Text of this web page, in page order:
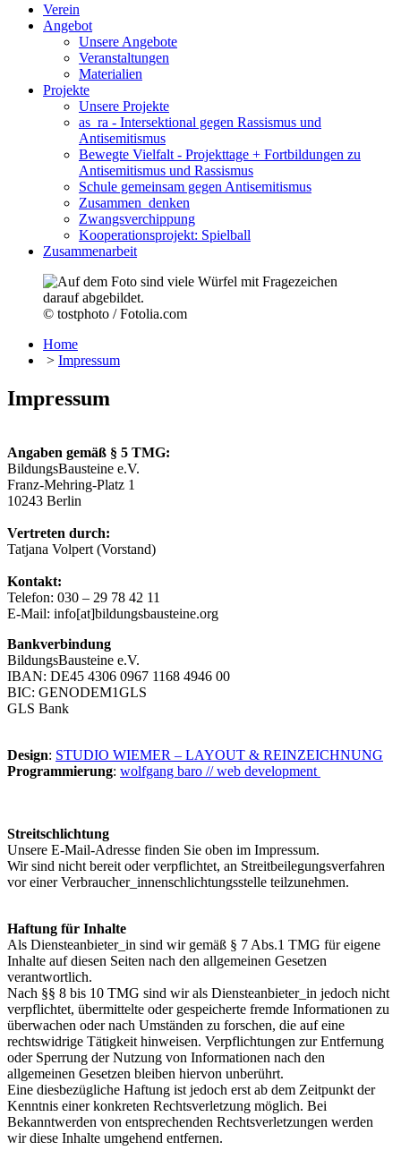
Verein
Angebot
Unsere Angebote
Veranstaltungen
Materialien
Projekte
Unsere Projekte
as_ra - Intersektional gegen Rassismus und
Antisemitismus
Bewegte Vielfalt - Projekttage + Fortbildungen zu
Antisemitismus und Rassismus
Schule gemeinsam gegen Antisemitismus
Zusammen_denken
Zwangsverchippung
Kooperationsprojekt: Spielball
Zusammenarbeit
© tostphoto / Fotolia.com
Home
> Impressum
Impressum
Angaben gemäß § 5 TMG:
BildungsBausteine e.V.
Franz-Mehring-Platz 1
10243 Berlin
Vertreten durch:
Tatjana Volpert (Vorstand)
Kontakt:
Telefon: 030 – 29 78 42 11
E-Mail: info[at]bildungsbausteine.org
Bankverbindung
BildungsBausteine e.V.
IBAN: DE45 4306 0967 1168 4946 00
BIC: GENODEM1GLS
GLS Bank
Design: STUDIO WIEMER – LAYOUT & REINZEICHNUNG
Programmierung: wolfgang baro // web development
Streitschlichtung
Unsere E-Mail-Adresse finden Sie oben im Impressum.
Wir sind nicht bereit oder verpflichtet, an Streitbeilegungsverfahren
vor einer Verbraucher_innenschlichtungsstelle teilzunehmen.
Haftung für Inhalte
Als Diensteanbieter_in sind wir gemäß § 7 Abs.1 TMG für eigene
Inhalte auf diesen Seiten nach den allgemeinen Gesetzen
verantwortlich.
Nach §§ 8 bis 10 TMG sind wir als Diensteanbieter_in jedoch nicht
verpflichtet, übermittelte oder gespeicherte fremde Informationen zu
überwachen oder nach Umständen zu forschen, die auf eine
rechtswidrige Tätigkeit hinweisen. Verpflichtungen zur Entfernung
oder Sperrung der Nutzung von Informationen nach den
allgemeinen Gesetzen bleiben hiervon unberührt.
Eine diesbezügliche Haftung ist jedoch erst ab dem Zeitpunkt der
Kenntnis einer konkreten Rechtsverletzung möglich. Bei
Bekanntwerden von entsprechenden Rechtsverletzungen werden
wir diese Inhalte umgehend entfernen.